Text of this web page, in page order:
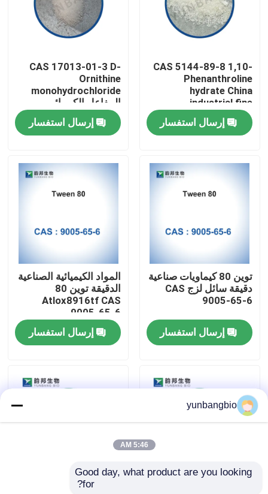
جولة في المعمل
مراقبة الجودة
اتصل بنا
حالات
CAS 5144-89-8 1,10-
Phenanthroline
hydrate China
industrial fine
chemicals factory
إرسال استفسار
CAS 17013-01-3 D-
Ornithine
monohydrochloride
المفاعل الكيميائي
الحيوي للمختبرات
إرسال استفسار
توين 80 كيماويات صناعية
دقيقة سائل لزج CAS
9005-65-6
إرسال استفسار
المواد الكيميائية الصناعية
الدقيقة توين 80
Atlox8916tf CAS
9005-65-6
إرسال استفسار
CAS 16682-12-5 D-
yunbangbio
5:46 AM
Good day, what product are you looking
for?